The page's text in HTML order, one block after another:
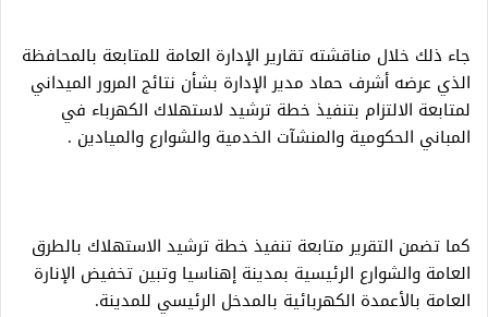
جاء ذلك خلال مناقشته تقارير الإدارة العامة للمتابعة بالمحافظة
الذي عرضه أشرف حماد مدير الإدارة بشأن نتائج المرور الميداني
لمتابعة الالتزام بتنفيذ خطة ترشيد لاستهلاك الكهرباء في
المباني الحكومية والمنشآت الخدمية والشوارع والميادين .
كما تضمن التقرير متابعة تنفيذ خطة ترشيد الاستهلاك بالطرق
العامة والشوارع الرئيسية بمدينة إهناسيا وتبين تخفيض الإنارة
العامة بالأعمدة الكهربائية بالمدخل الرئيسي للمدينة.